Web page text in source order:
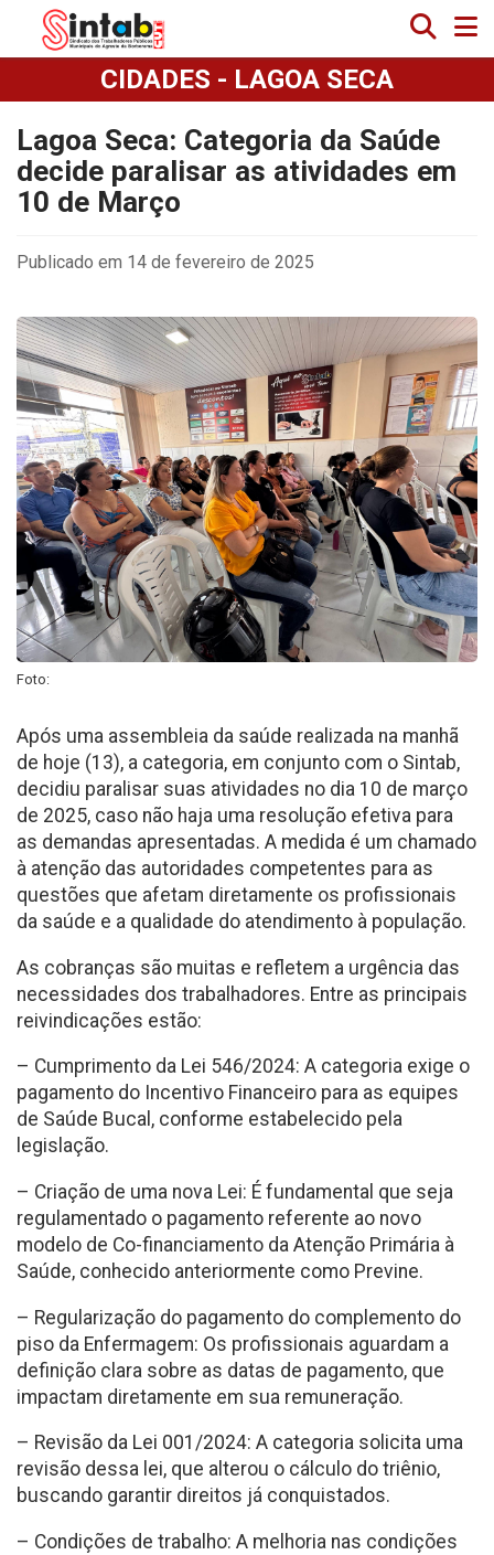
CIDADES - LAGOA SECA
Lagoa Seca: Categoria da Saúde
decide paralisar as atividades em
10 de Março
Publicado em 14 de fevereiro de 2025
Foto:
Após uma assembleia da saúde realizada na manhã
de hoje (13), a categoria, em conjunto com o Sintab,
decidiu paralisar suas atividades no dia 10 de março
de 2025, caso não haja uma resolução efetiva para
as demandas apresentadas. A medida é um chamado
à atenção das autoridades competentes para as
questões que afetam diretamente os profissionais
da saúde e a qualidade do atendimento à população.
As cobranças são muitas e refletem a urgência das
necessidades dos trabalhadores. Entre as principais
reivindicações estão:
– Cumprimento da Lei 546/2024: A categoria exige o
pagamento do Incentivo Financeiro para as equipes
de Saúde Bucal, conforme estabelecido pela
legislação.
– Criação de uma nova Lei: É fundamental que seja
regulamentado o pagamento referente ao novo
modelo de Co-financiamento da Atenção Primária à
Saúde, conhecido anteriormente como Previne.
– Regularização do pagamento do complemento do
piso da Enfermagem: Os profissionais aguardam a
definição clara sobre as datas de pagamento, que
impactam diretamente em sua remuneração.
– Revisão da Lei 001/2024: A categoria solicita uma
revisão dessa lei, que alterou o cálculo do triênio,
buscando garantir direitos já conquistados.
– Condições de trabalho: A melhoria nas condições